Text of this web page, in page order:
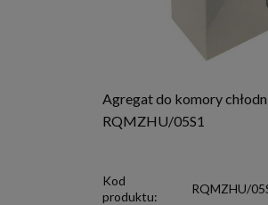
Agregat do komory
RQMZHU/05S1
Kod
produktu:
RQMZHU/